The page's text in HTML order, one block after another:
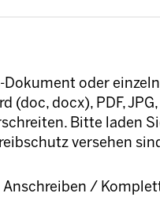
oder
docx), PDF, JPG,
Bitte laden
versehen
Anschreiben /